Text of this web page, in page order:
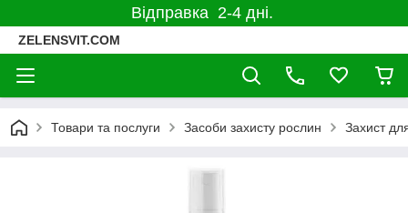
Відправка 2-4 дні.
ZELENSVIT.COM
Товари та послуги Засоби захисту рослин Захист